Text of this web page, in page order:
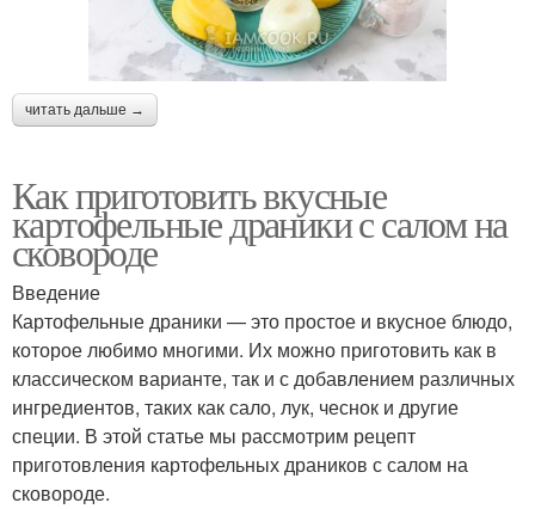
читать дальше →
Как приготовить вкусные
картофельные драники с салом на
сковороде
Введение
Картофельные драники — это простое и вкусное блюдо,
которое любимо многими. Их можно приготовить как в
классическом варианте, так и с добавлением различных
ингредиентов, таких как сало, лук, чеснок и другие
специи. В этой статье мы рассмотрим рецепт
приготовления картофельных драников с салом на
сковороде.